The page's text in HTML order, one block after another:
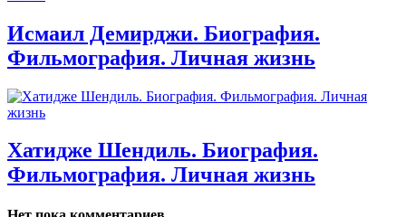
Исмаил Демирджи. Биография.
Фильмография. Личная жизнь
Хатидже Шендиль. Биография.
Фильмография. Личная жизнь